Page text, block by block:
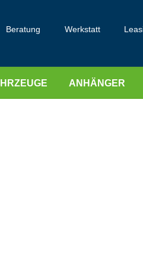
Beratung Werkstatt
ANHÄNGER